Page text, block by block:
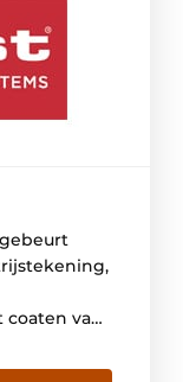
van
naar